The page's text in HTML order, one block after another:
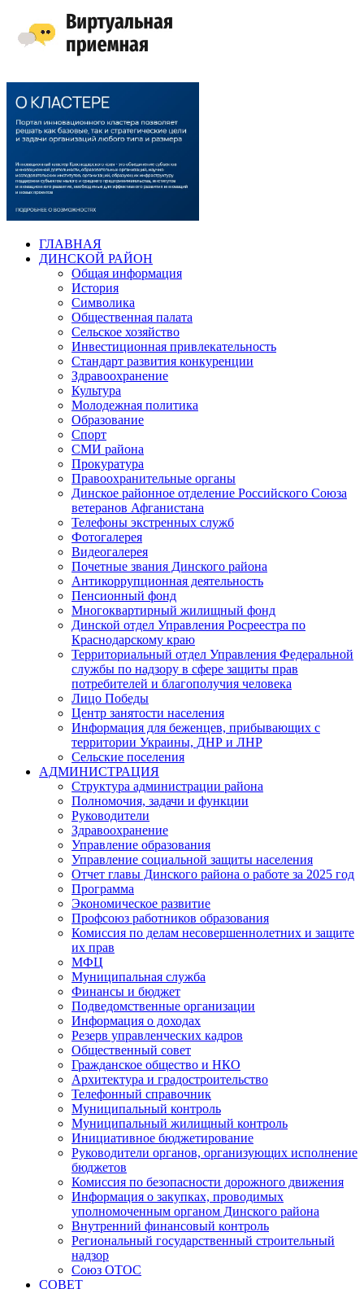
ГЛАВНАЯ
ДИНСКОЙ РАЙОН
Общая информация
История
Символика
Общественная палата
Сельское хозяйство
Инвестиционная привлекательность
Стандарт развития конкуренции
Здравоохранение
Культура
Молодежная политика
Образование
Спорт
СМИ района
Прокуратура
Правоохранительные органы
Динское районное отделение Российского Союза
ветеранов Афганистана
Телефоны экстренных служб
Фотогалерея
Видеогалерея
Почетные звания Динского района
Антикоррупционная деятельность
Пенсионный фонд
Многоквартирный жилищный фонд
Динской отдел Управления Росреестра по
Краснодарскому краю
Территориальный отдел Управления Федеральной
службы по надзору в сфере защиты прав
потребителей и благополучия человека
Лицо Победы
Центр занятости населения
Информация для беженцев, прибывающих с
территории Украины, ДНР и ЛНР
Сельские поселения
АДМИНИСТРАЦИЯ
Структура администрации района
Полномочия, задачи и функции
Руководители
Здравоохранение
Управление образования
Управление социальной защиты населения
Отчет главы Динского района о работе за 2025 год
Программа
Экономическое развитие
Профсоюз работников образования
Комиссия по делам несовершеннолетних и защите
их прав
МФЦ
Муниципальная служба
Финансы и бюджет
Подведомственные организации
Информация о доходах
Резерв управленческих кадров
Общественный совет
Гражданское общество и НКО
Архитектура и градостроительство
Телефонный справочник
Муниципальный контроль
Муниципальный жилищный контроль
Инициативное бюджетирование
Руководители органов, организующих исполнение
бюджетов
Комиссия по безопасности дорожного движения
Информация о закупках, проводимых
уполномоченным органом Динского района
Внутренний финансовый контроль
Региональный государственный строительный
надзор
Союз ОТОС
СОВЕТ